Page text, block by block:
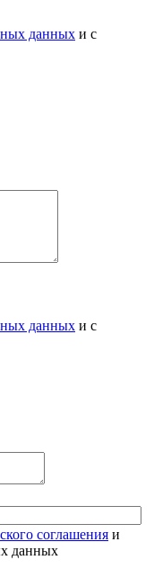
данных и с
данных и с
соглашения и
данных